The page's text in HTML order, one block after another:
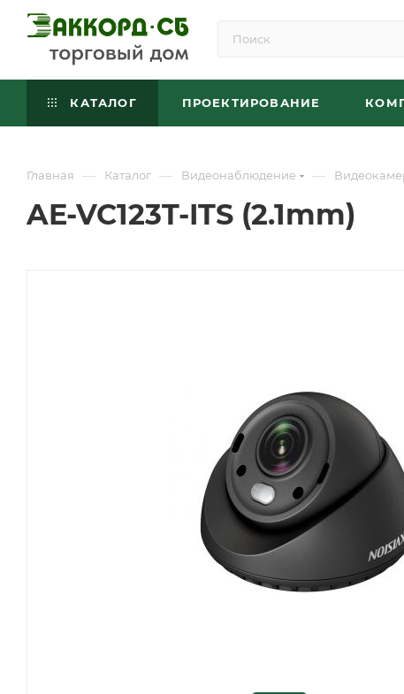
КАТАЛОГ ПРОЕКТИРОВАНИЕ
Главная — Каталог — Видеонаблюдение —
AE-VC123T-ITS (2.1mm)